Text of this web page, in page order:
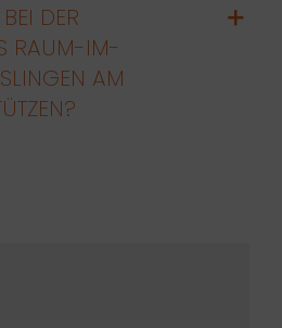
DER
RAUM-IM-
AM